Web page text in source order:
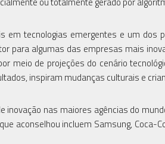
em tecnologias emergentes e um dos
para algumas das empresas mais
meio de projeções do cenário
inspiram mudanças culturais e
nas maiores agências do
aconselhou incluem Samsung, Coca-